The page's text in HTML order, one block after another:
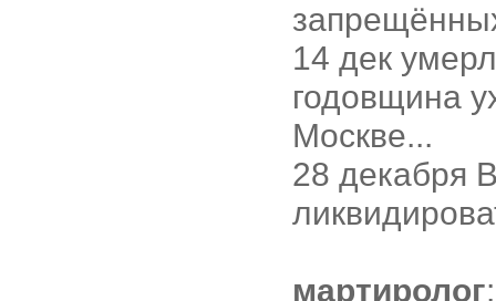
14 дек
годовщина
Москве...
28 декабря
мартиролог: